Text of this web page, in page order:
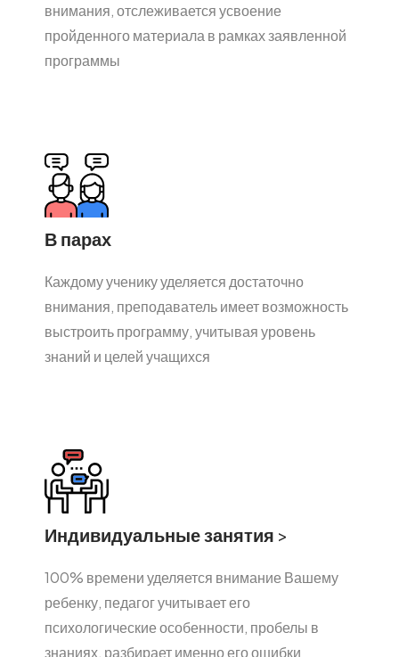
внимания, отслеживается усвоение
пройденного материала в рамках заявленной
программы
В парах
Каждому ученику уделяется достаточно
внимания, преподаватель имеет возможность
выстроить программу, учитывая уровень
знаний и целей учащихся
Индивидуальные занятия >
100% времени уделяется внимание Вашему
ребенку, педагог учитывает его
психологические особенности, пробелы в
знаниях, разбирает именно его ошибки